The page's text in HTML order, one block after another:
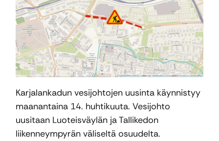
Karjalankadun vesijohtojen uusinta käynnistyy
maanantaina 14. huhtikuuta. Vesijohto
uusitaan Luoteisväylän ja Tallikedon
liikenneympyrän väliseltä osuudelta.